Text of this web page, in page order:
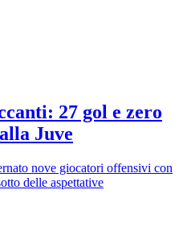
27 gol e zero
Juve
nove giocatori offensivi con
delle aspettative